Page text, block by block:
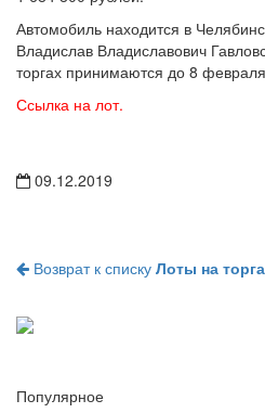
Автомобиль находится в
Владислав Владиславович
торгах принимаются до 8
Ссылка на лот.
09.12.2019
Возврат к списку Лоты на
Популярное